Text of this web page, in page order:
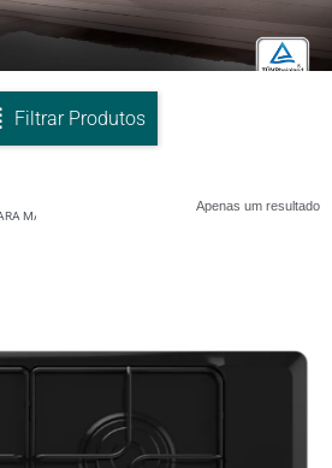
Filtrar Produtos
Apenas um resultado